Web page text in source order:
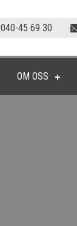
040-45 69 30
OM OSS